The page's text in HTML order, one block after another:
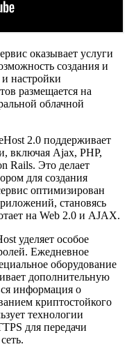
оказывает услуги
создания и
и настройки
размещается на
облачной
2.0 поддерживает
включая Ajax, PHP,
Rails. Это делает
для создания
оптимизирован
становясь
на Web 2.0 и AJAX.
уделяет особое
Ежедневное
оборудование
дополнительную
информация о
криптостойкого
технологии
для передачи